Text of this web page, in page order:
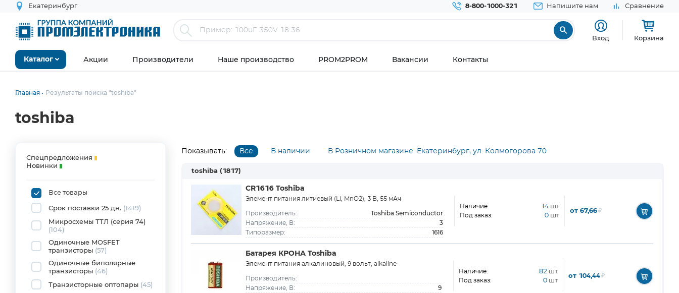
Екатеринбург 8-800-1000-321 Напишите нам Сравнение
Вход Корзина
Каталог Акции Производители Наше производство PROM2PROM Вакансии Контакты
Главная Результаты поиска "toshiba"
toshiba
Спецпредложения
Новинки
Все товары
Срок поставки 25 дн. (1419)
Микросхемы ТТЛ (серия 74)
(104)
Одиночные MOSFET
транзисторы (57)
Одиночные биполярные
транзисторы (46)
Транзисторные оптопары (45)
Показывать: Все В наличии В Розничном магазине. Екатеринбург, ул. Колмогорова 70
toshiba (1817)
CR1616 Toshiba
Элемент питания литиевый (Li, MnO2), 3 В, 55 мАч
Производитель: Toshiba Semiconductor
Напряжение, В: 3
Типоразмер: 1616
Наличие: 14 шт
Под заказ: 0 шт
от 67,66₽
Батарея КРОНА Toshiba
Элемент питания алкалиновый, 9 вольт, alkaline
Производитель:
Напряжение, В:
9
Наличие: 82 шт
Под заказ: 0 шт
от 104,44₽